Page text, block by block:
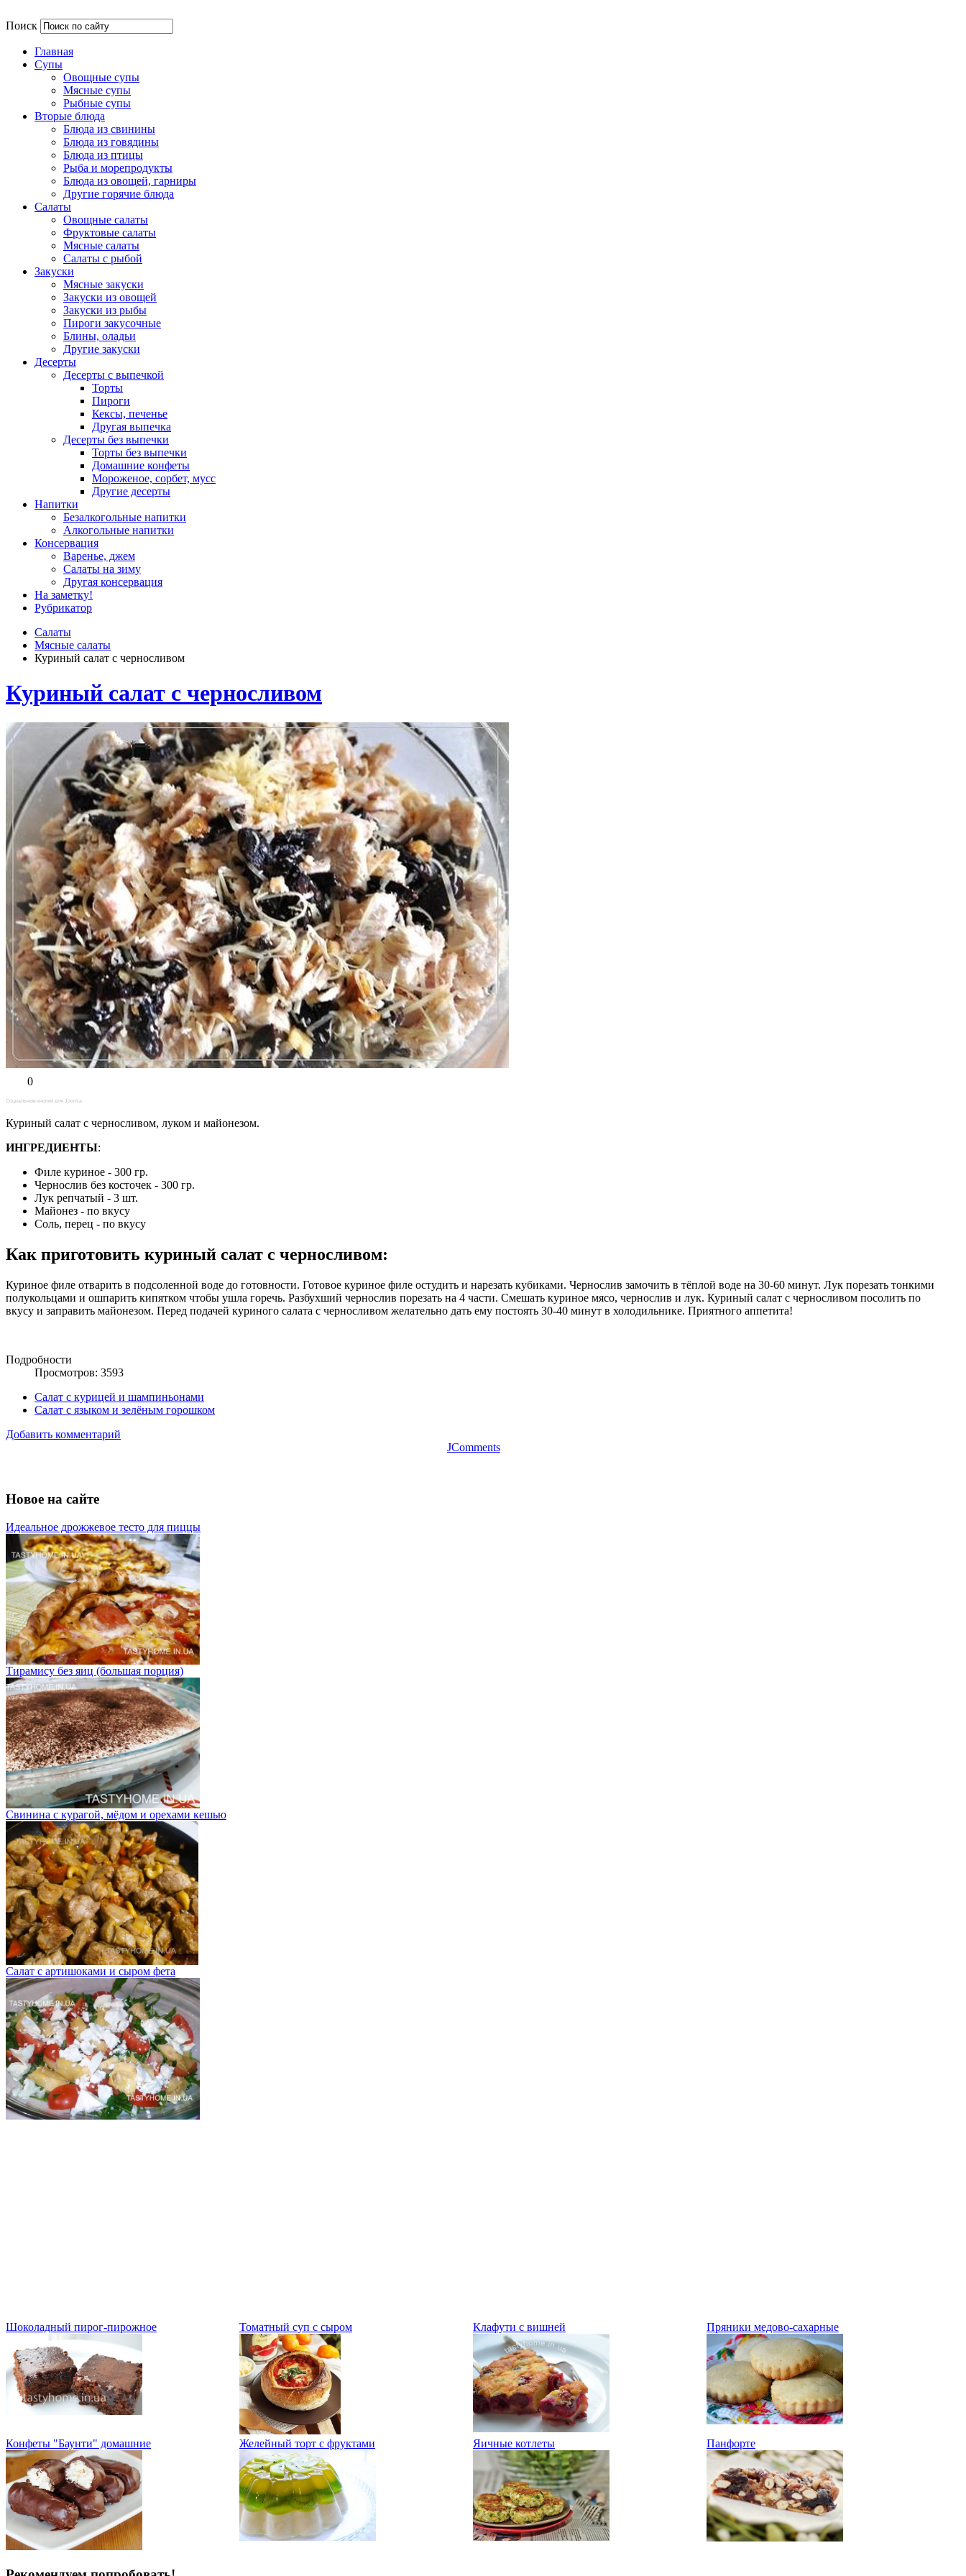
Поиск
Главная
Супы
Овощные супы
Мясные супы
Рыбные супы
Вторые блюда
Блюда из свинины
Блюда из говядины
Блюда из птицы
Рыба и морепродукты
Блюда из овощей, гарниры
Другие горячие блюда
Салаты
Овощные салаты
Фруктовые салаты
Мясные салаты
Салаты с рыбой
Закуски
Мясные закуски
Закуски из овощей
Закуски из рыбы
Пироги закусочные
Блины, оладьи
Другие закуски
Десерты
Десерты с выпечкой
Торты
Пироги
Кексы, печенье
Другая выпечка
Десерты без выпечки
Торты без выпечки
Домашние конфеты
Мороженое, сорбет, мусс
Другие десерты
Напитки
Безалкогольные напитки
Алкогольные напитки
Консервация
Варенье, джем
Салаты на зиму
Другая консервация
На заметку!
Рубрикатор
Салаты
Мясные салаты
Куриный салат с черносливом
Куриный салат с черносливом
0
Социальные кнопки для Joomla
Куриный салат с черносливом, луком и майонезом.
ИНГРЕДИЕНТЫ:
Филе куриное - 300 гр.
Чернослив без косточек - 300 гр.
Лук репчатый - 3 шт.
Майонез - по вкусу
Соль, перец - по вкусу
Как приготовить куриный салат с черносливом:
Куриное филе отварить в подсоленной воде до готовности. Готовое куриное филе остудить и нарезать кубиками. Чернослив замочить в тёплой воде на 30-60 минут. Лук порезать тонкими
полукольцами и ошпарить кипятком чтобы ушла горечь. Разбухший чернослив порезать на 4 части. Смешать куриное мясо, чернослив и лук. Куриный салат с черносливом посолить по
вкусу и заправить майонезом. Перед подачей куриного салата с черносливом желательно дать ему постоять 30-40 минут в холодильнике. Приятного аппетита!
Подробности
Просмотров: 3593
Салат с курицей и шампиньонами
Салат с языком и зелёным горошком
Добавить комментарий
JComments
Новое на сайте
Идеальное дрожжевое тесто для пиццы
Тирамису без яиц (большая порция)
Свинина с курагой, мёдом и орехами кешью
Салат с артишоками и сыром фета
Шоколадный пирог-пирожное Томатный суп с сыром Клафути с вишней Пряники медово-сахарные
Конфеты "Баунти" домашние Желейный торт с фруктами Яичные котлеты Панфорте